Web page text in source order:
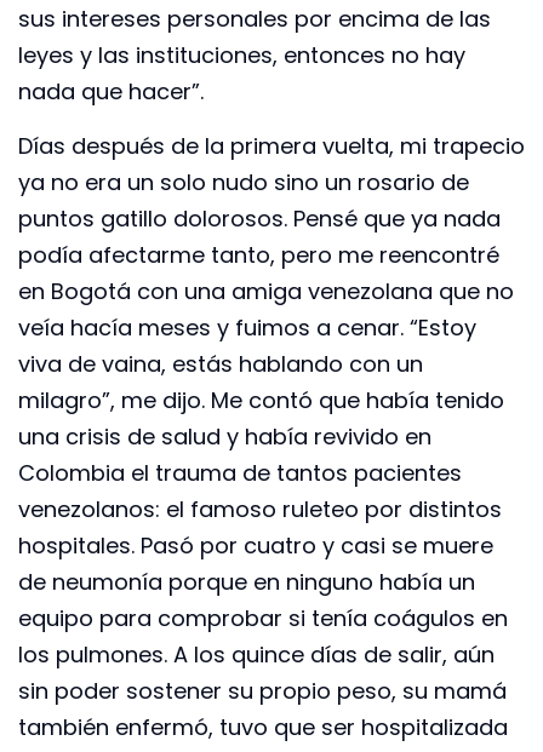
sus intereses personales por encima de las
leyes y las instituciones, entonces no hay
nada que hacer”.
Días después de la primera vuelta, mi trapecio
ya no era un solo nudo sino un rosario de
puntos gatillo dolorosos. Pensé que ya nada
podía afectarme tanto, pero me reencontré
en Bogotá con una amiga venezolana que no
veía hacía meses y fuimos a cenar. “Estoy
viva de vaina, estás hablando con un
milagro”, me dijo. Me contó que había tenido
una crisis de salud y había revivido en
Colombia el trauma de tantos pacientes
venezolanos: el famoso ruleteo por distintos
hospitales. Pasó por cuatro y casi se muere
de neumonía porque en ninguno había un
equipo para comprobar si tenía coágulos en
los pulmones. A los quince días de salir, aún
sin poder sostener su propio peso, su mamá
también enfermó, tuvo que ser hospitalizada